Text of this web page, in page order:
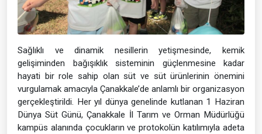
Sağlıklı ve dinamik nesillerin yetişmesinde, kemik
gelişiminden bağışıklık sisteminin güçlenmesine kadar
hayati bir role sahip olan süt ve süt ürünlerinin önemini
vurgulamak amacıyla Çanakkale’de anlamlı bir organizasyon
gerçekleştirildi. Her yıl dünya genelinde kutlanan 1 Haziran
Dünya Süt Günü, Çanakkale İl Tarım ve Orman Müdürlüğü
kampüs alanında çocukların ve protokolün katılımıyla adeta